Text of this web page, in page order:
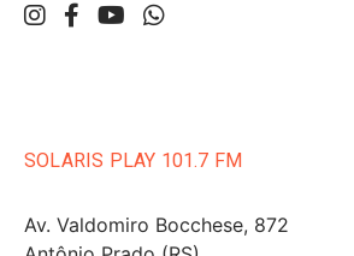
SOLARIS PLAY 101.7 FM
Av. Valdomiro Bocchese, 872